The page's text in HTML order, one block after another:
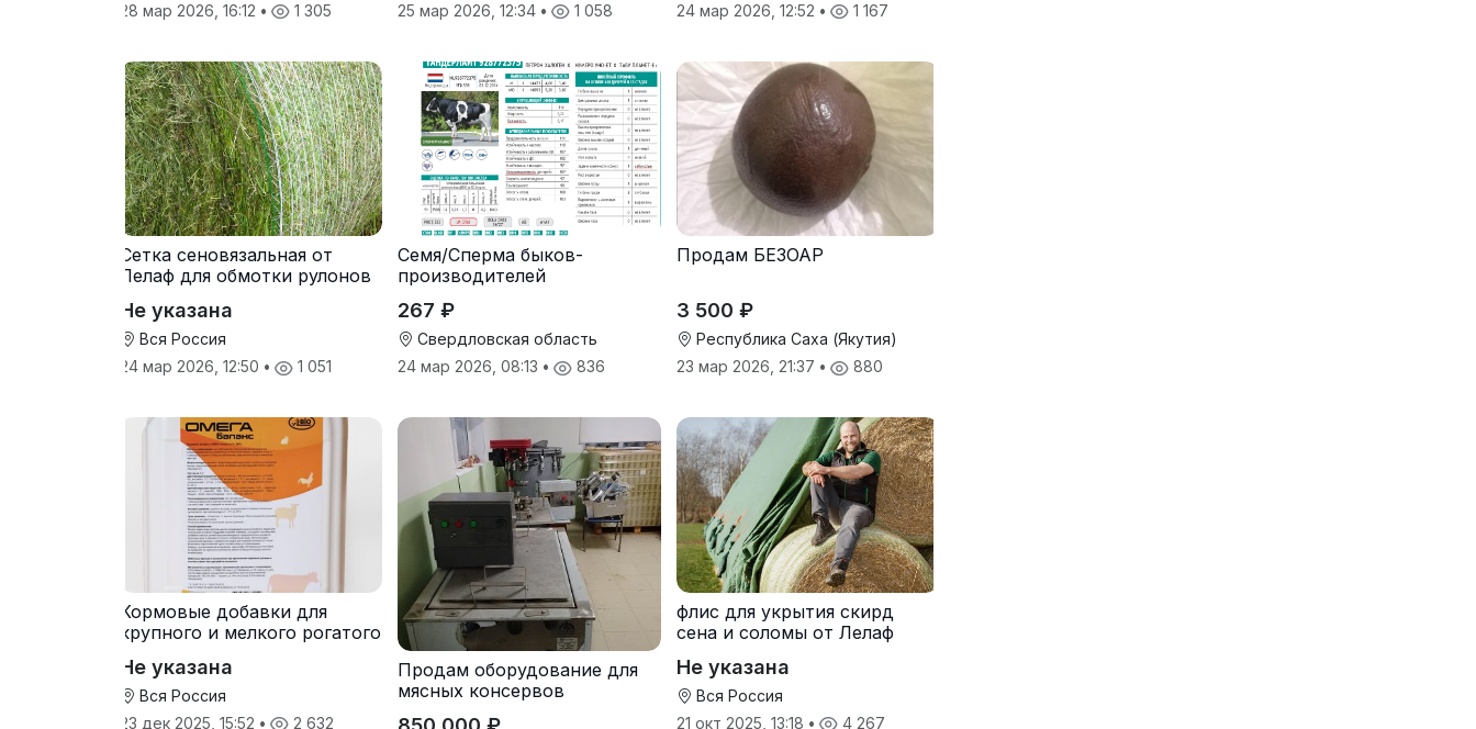
28 мар 2026, 16:12 • 1 305
25 мар 2026, 12:34 • 1 058
24 мар 2026, 12:52 • 1 167
Сетка сеновязальная от
Лелаф для обмотки рулонов
Не указана
Вся Россия
24 мар 2026, 12:50 • 1 051
Семя/Сперма быков-
производителей
267 ₽
Свердловская область
24 мар 2026, 08:13 • 836
Продам БЕЗОАР
3 500 ₽
Республика Саха (Якутия)
23 мар 2026, 21:37 • 880
Кормовые добавки для
крупного и мелкого рогатого
Не указана
Вся Россия
23 дек 2025, 15:52 • 2 632
Продам оборудование для
мясных консервов
флис для укрытия скирд
сена и соломы от Лелаф
Не указана
Вся Россия
21 окт 2025, 13:18 • 4 267